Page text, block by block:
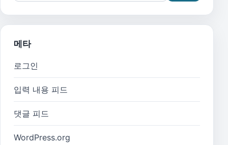
메타
로그인
입력 내용 피드
댓글 피드
WordPress.org